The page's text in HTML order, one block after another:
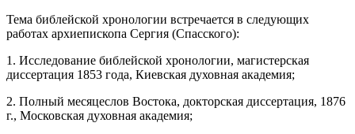
Тема библейской хронологии встречается в следующих
работах архиепископа Сергия (Спасского):
1. Исследование библейской хронологии, магистерская
диссертация 1853 года, Киевская духовная академия;
2. Полный месяцеслов Востока, докторская диссертация, 1876
г., Московская духовная академия;